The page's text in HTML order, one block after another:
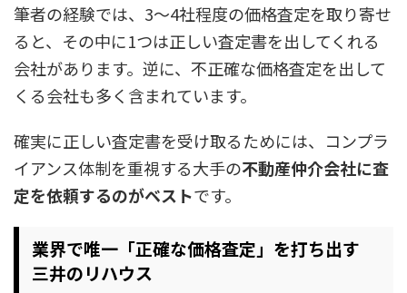
筆者の経験では、3〜4社程度の価格査定を取り寄せ
ると、その中に1つは正しい査定書を出してくれる
会社があります。逆に、不正確な価格査定を出して
くる会社も多く含まれています。
確実に正しい査定書を受け取るためには、コンプラ
イアンス体制を重視する大手の不動産仲介会社に査
定を依頼するのがベストです。
業界で唯一「正確な価格査定」を打ち出す
三井のリハウス